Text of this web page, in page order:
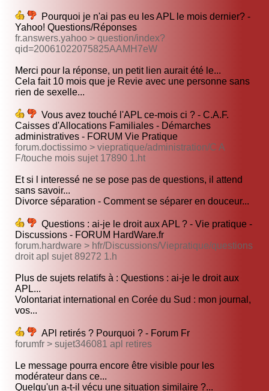
Pourquoi je n'ai pas eu les APL le mois dernier? -
Yahoo! Questions/Réponses
fr.answers.yahoo > question/index?
qid=20061022075825AAMH7eW
Merci pour la réponse, un petit lien aurait été le...
Cela fait 10 mois que je Revie avec une personne sans
rien de sexelle...
Vous avez touché l'APL ce-mois ci ? - C.A.F.
Caisses d'Allocations Familiales - Démarches
administratives - FORUM Vie Pratique
forum.doctissimo > viepratique/administration/C A
F/touche mois sujet 17890 1.ht
Et si l interessé ne se pose pas de questions, il attend
sans savoir...
Divorce séparation - Comment se séparer en douceur...
Questions : ai-je le droit aux APL ? - Vie pratique -
Discussions - FORUM HardWare.fr
forum.hardware > hfr/Discussions/Viepratique/questions
droit apl sujet 89272 1.h
Plus de sujets relatifs à : Questions : ai-je le droit aux
APL...
Volontariat international en Corée du Sud : mon journal,
vos...
APl retirés ? Pourquoi ? - Forum Fr
forumfr > sujet346081 apl retires
Le message pourra encore être visible pour les
modérateur dans ce...
Quelqu'un a-t-il vécu une situation similaire ?...